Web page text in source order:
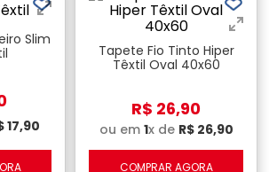
Slim
17,90
Tapete Fio Tinto Hiper
Têxtil Oval 40x60
R$ 26,90
ou em 1x de R$ 26,90
COMPRAR AGORA